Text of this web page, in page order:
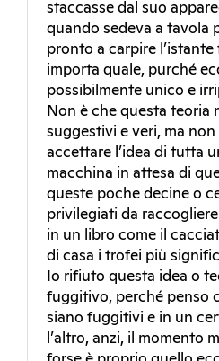
staccasse dal suo
quando sedeva a tavola
pronto a carpire
importa quale, purché
possibilmente unico e
Non è che questa teoria
suggestivi e veri, ma non
accettare l’idea di tutta
macchina in attesa di
queste poche decine o
privilegiati da
in un libro come il
di casa i trofei più
Io rifiuto questa idea o
fuggitivo, perché penso
siano fuggitivi e in un
l’altro, anzi, il momento